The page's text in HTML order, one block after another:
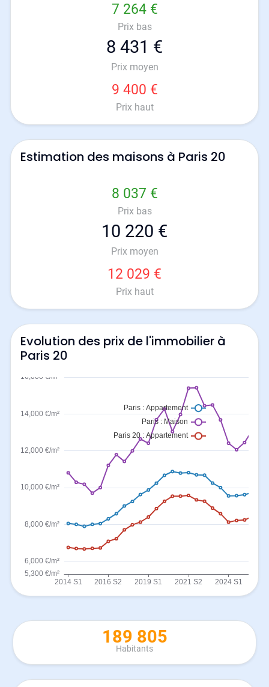
7 264 €
Prix bas
8 431 €
Prix moyen
9 400 €
Prix haut
Estimation des maisons à Paris 20
8 037 €
Prix bas
10 220 €
Prix moyen
12 029 €
Prix haut
Evolution des prix de l'immobilier à
Paris 20
189 805
Habitants